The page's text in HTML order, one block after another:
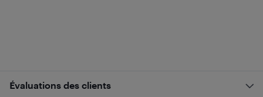
Évaluations des clients